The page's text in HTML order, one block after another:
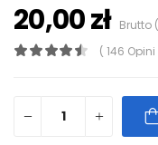
20,00 złBrutto (
( 146 Opini